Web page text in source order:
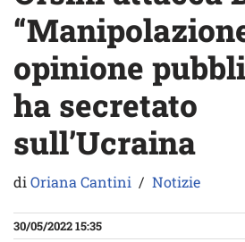
opinione
ha secretato
sull’Ucraina
diOriana Cantini Notizie
30/05/2022 15:35